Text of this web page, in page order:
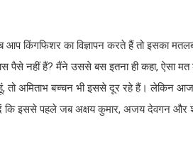
आप किंगफिशर का विज्ञापन करते हैं तो इसका
पैसे नहीं हैं? मैंने उससे बस इतना ही कहा, ऐसा मत
अमिताभ बच्चन भी इससे दूर रहे हैं। लेकिन आज
कि इससे पहले जब अक्षय कुमार, अजय देवगन और